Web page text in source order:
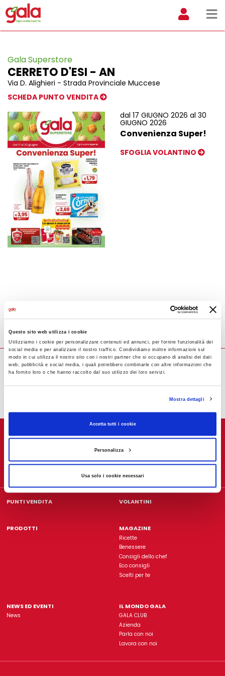
Questo sito web utilizza i cookie
Utilizziamo i cookie per personalizzare contenuti ed annunci, per fornire funzionalità dei
social media e per analizzare il nostro traffico. Condividiamo inoltre informazioni sul
modo in cui utilizza il nostro sito con i nostri partner che si occupano di analisi dei dati
web, pubblicità e social media, i quali potrebbero combinarle con altre informazioni che
ha fornito loro o che hanno raccolto dal suo utilizzo dei loro servizi.
Mostra dettagli
Accetta tutti i cookie
Personalizza
Usa solo i cookie necessari
Gala Superstore
CERRETO D'ESI - AN
Via D. Alighieri - Strada Provinciale Muccese
SCHEDA PUNTO VENDITA
dal 17 GIUGNO 2026 al 30
GIUGNO 2026
Convenienza Super!
SFOGLIA VOLANTINO
Gala è un'insegna di proprietà dell'azienda
ISCRIVITI ALLA NOSTRA NEWSLETTER
MAGAZINE
Ricette
Benessere